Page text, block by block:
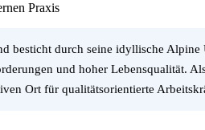
Praxis
besticht durch seine idyllische
und hoher Lebensqualität.
Ort für qualitätsorientierte